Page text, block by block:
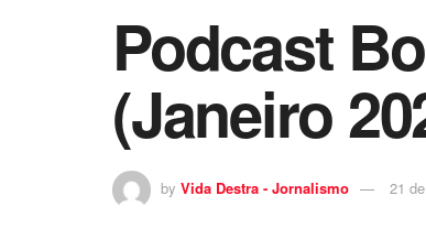
Podcast
(Janeiro
by Vida Destra - Jornalismo 21